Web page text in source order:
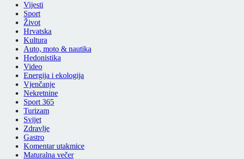
Vijesti
Sport
Život
Hrvatska
Kultura
Auto, moto & nautika
Hedonistika
Video
Energija i ekologija
Vjenčanje
Nekretnine
Sport 365
Turizam
Svijet
Zdravlje
Gastro
Komentar utakmice
Maturalna večer